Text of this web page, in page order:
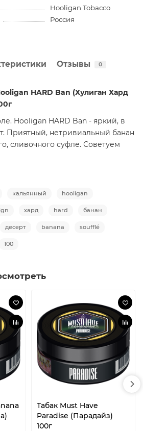
Hooligan Tobacco
Россия
Отзывы 0
HARD Ban (Хулиган Хард
Hooligan HARD Ban - яркий, в
Приятный, нетривиальный банан
сливочного суфле. Советуем
кальянный hooligan
хард hard банан
десерт banana soufflé
100
Табак Must Have
Paradise (Парадайз)
100г